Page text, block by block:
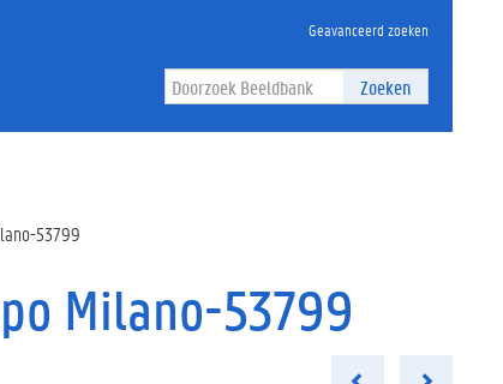
Geavanceerd zoeken
Zoeken
53799
Milano-53799